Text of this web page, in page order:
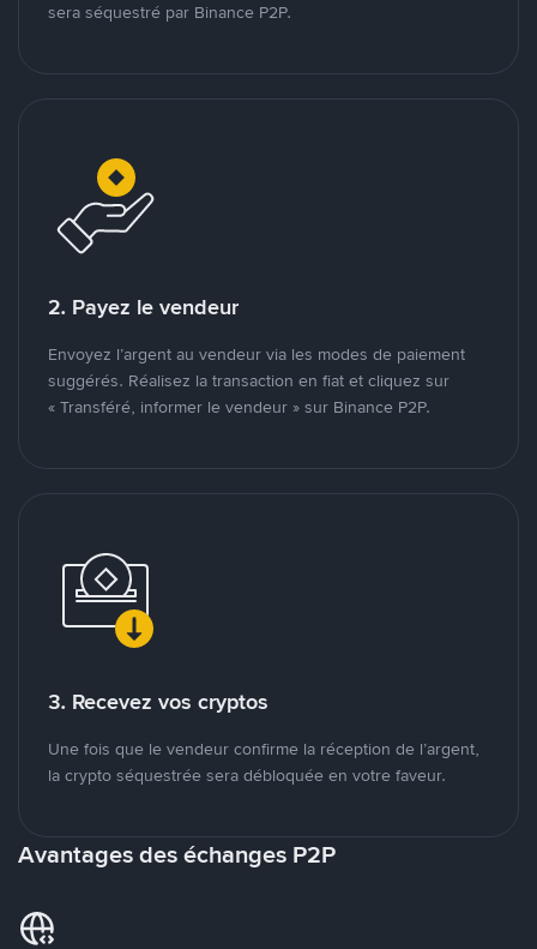
sera séquestré par Binance P2P.
2. Payez le vendeur
Envoyez l’argent au vendeur via les modes de paiement
suggérés. Réalisez la transaction en fiat et cliquez sur
« Transféré, informer le vendeur » sur Binance P2P.
3. Recevez vos cryptos
Une fois que le vendeur confirme la réception de l’argent,
la crypto séquestrée sera débloquée en votre faveur.
Avantages des échanges P2P